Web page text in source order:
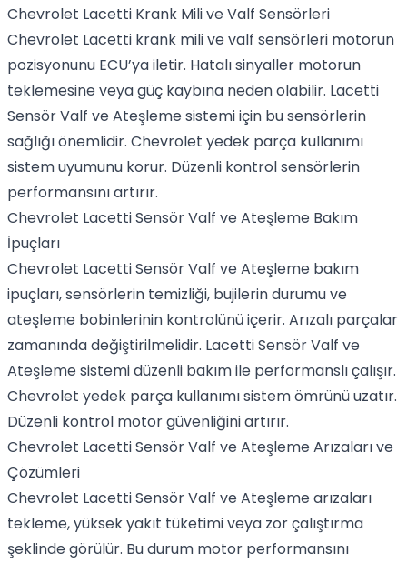
Chevrolet Lacetti Krank Mili ve Valf Sensörleri
Chevrolet Lacetti krank mili ve valf sensörleri motorun
pozisyonunu ECU’ya iletir. Hatalı sinyaller motorun
teklemesine veya güç kaybına neden olabilir. Lacetti
Sensör Valf ve Ateşleme sistemi için bu sensörlerin
sağlığı önemlidir. Chevrolet yedek parça kullanımı
sistem uyumunu korur. Düzenli kontrol sensörlerin
performansını artırır.
Chevrolet Lacetti Sensör Valf ve Ateşleme Bakım
İpuçları
Chevrolet Lacetti Sensör Valf ve Ateşleme bakım
ipuçları, sensörlerin temizliği, bujilerin durumu ve
ateşleme bobinlerinin kontrolünü içerir. Arızalı parçalar
zamanında değiştirilmelidir. Lacetti Sensör Valf ve
Ateşleme sistemi düzenli bakım ile performanslı çalışır.
Chevrolet yedek parça kullanımı sistem ömrünü uzatır.
Düzenli kontrol motor güvenliğini artırır.
Chevrolet Lacetti Sensör Valf ve Ateşleme Arızaları ve
Çözümleri
Chevrolet Lacetti Sensör Valf ve Ateşleme arızaları
tekleme, yüksek yakıt tüketimi veya zor çalıştırma
şeklinde görülür. Bu durum motor performansını